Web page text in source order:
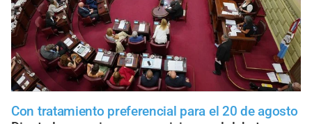
Con tratamiento preferencial para el 20 de agosto